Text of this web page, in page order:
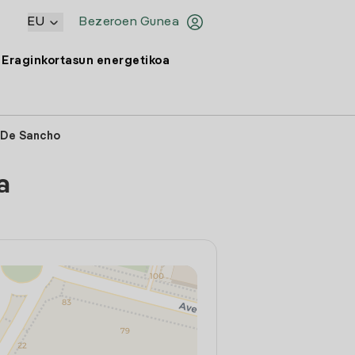
Bezeroen Gunea
EU
Eraginkortasun energetikoa
Sancho